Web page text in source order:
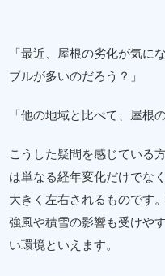
「最近、屋根の劣化が気に
ブルが多いのだろう？」
「他の地域と比べて、屋根
こうした疑問を感じている
は単なる経年変化だけでな
大きく左右されるものです
強風や積雪の影響も受けや
い環境といえます。